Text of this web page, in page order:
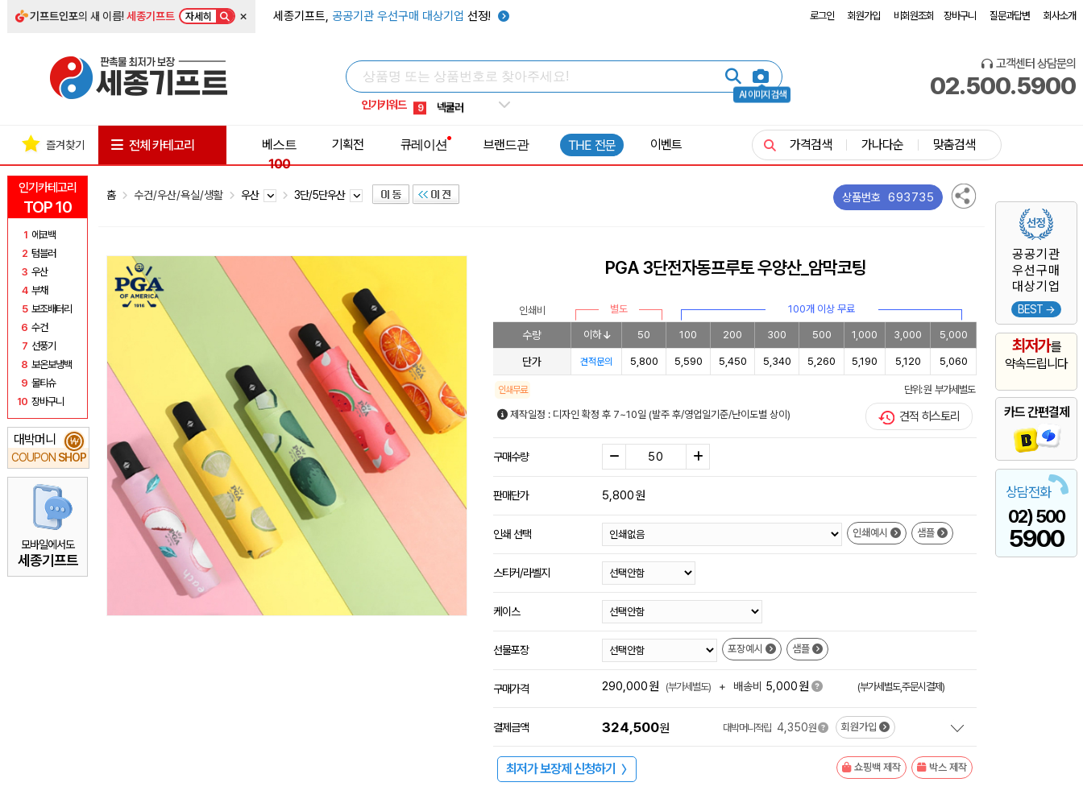
기프트인포의 새 이름!세종기프트 자세히 × 세종기프트, 공공기관 우선구매 대상기업 선정! 로그인 회원가입 비회원조회 장바구니 질문과답변 회사소개
AI 이미지 검색
인기키워드
5 키캡
8 쿨토시
9 넥쿨러
1 선풍기
고객센터 상담문의
02.500.5900
인기카테고리
TOP 10
1 에코백
2 텀블러
3 우산
4 부채
5 보조배터리
6 수건
7 선풍기
8 보온보냉백
9 물티슈
10 장바구니
대박머니
COUPON SHOP
₩
모바일에서도
세종기프트
공공기관
우선구매
대상기업
BEST →
최저가를
약속드립니다
카드 간편결제
상담전화
02) 500
5900
즐겨찾기 전체 카테고리
베스트
100
기획전 큐레이션 브랜드관 THE 전문 이벤트 가격검색 가나다순 맞춤검색
홈 수건/우산/욕실/생활 우산 3단/5단우산 상품번호 693735
PGA 3단전자동프루토 우양산_암막코팅
인쇄비 별도 100개 이상 무료
수량 이하 50 100 200 300 500 1,000 3,000 5,000
단가 견적문의 5,800 5,590 5,450 5,340 5,260 5,190 5,120 5,060
인쇄무료 단위: 원 부가세별도
제작일정 : 디자인 확정 후 7~10일 (발주 후/영업일기준/난이도별 상이) 견적 히스토리
구매수량
판매단가 5,800원
인쇄 선택 인쇄예시 샘플
스티커/라벨지
케이스
선물포장 포장예시 샘플
구매가격 290,000원 (부가세별도) + 배송비 5,000원 (부가세별도,주문시결제)
결제금액 324,500원 대박머니적립 4,350원 회원가입
최저가 보장제 신청하기 〉 쇼핑백 제작 박스 제작